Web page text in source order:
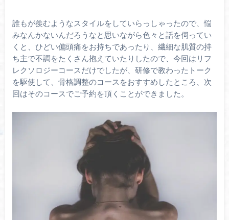
誰もが羨むようなスタイルをしていらっしゃったので、悩
みなんかないんだろうなと思いながら色々と話を伺ってい
くと、ひどい偏頭痛をお持ちであったり、繊細な肌質の持
ち主で不調をたくさん抱えていたりしたので、今回はリフ
レクソロジーコースだけでしたが、研修で教わったトーク
を駆使して、骨格調整のコースをおすすめしたところ、次
回はそのコースでご予約を頂くことができました。